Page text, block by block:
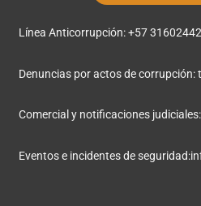
Línea Anticorrupción: +57
Denuncias por actos de corrupción:
Comercial y notificaciones judiciales:
Eventos e incidentes de seguridad: